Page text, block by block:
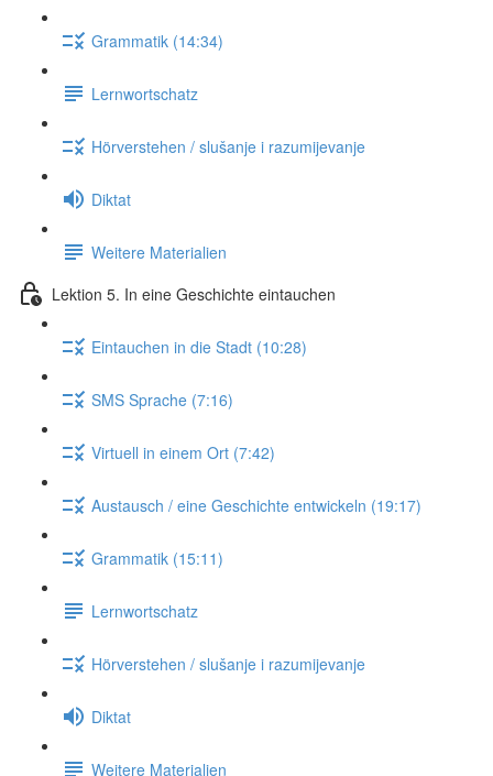
Grammatik (14:34)
Lernwortschatz
Hörverstehen / slušanje i razumijevanje
Diktat
Weitere Materialien
Lektion 5. In eine Geschichte eintauchen
Eintauchen in die Stadt (10:28)
SMS Sprache (7:16)
Virtuell in einem Ort (7:42)
Austausch / eine Geschichte entwickeln (19:17)
Grammatik (15:11)
Lernwortschatz
Hörverstehen / slušanje i razumijevanje
Diktat
Weitere Materialien